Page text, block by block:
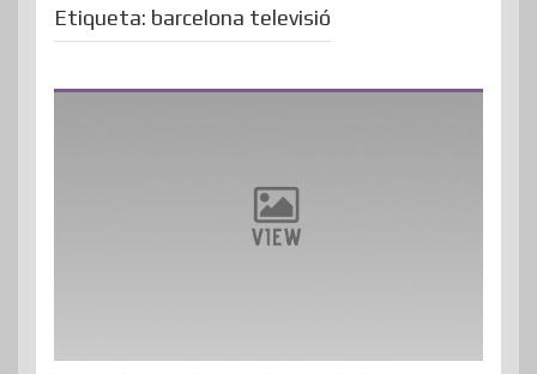
Etiqueta: barcelona televisió